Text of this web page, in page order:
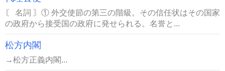
〘 名詞 〙① 外交使節の第三の階級。その信任状はその国家
の政府から接受国の政府に発せられる。名誉と...
松方内閣
→松方正義内閣...